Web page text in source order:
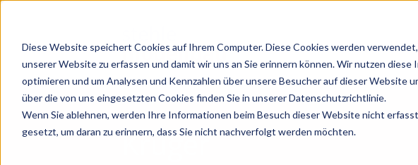
Diese Website speichert Cookies auf Ihrem Computer. Diese Cookies werden
unserer Website zu erfassen und damit wir uns an Sie erinnern können. Wir nutzen
optimieren und um Analysen und Kennzahlen über unsere Besucher auf dieser Website
über die von uns eingesetzten Cookies finden Sie in unserer Datenschutzrichtlinie.
Wenn Sie ablehnen, werden Ihre Informationen beim Besuch dieser Website nicht
gesetzt, um daran zu erinnern, dass Sie nicht nachverfolgt werden möchten.
Krüger